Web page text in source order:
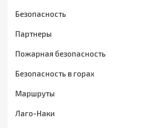
Безопасность
Партнеры
Пожарная безопасность
Безопасность в горах
Маршруты
Лаго-Наки